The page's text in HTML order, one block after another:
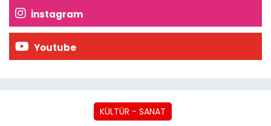
İnstagram
Youtube
KÜLTÜR - SANAT